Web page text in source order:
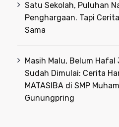
Satu Sekolah, Puluhan
Penghargaan. Tapi
Sama
Masih Malu, Belum Hafal
Sudah Dimulai: Cerita
MATASIBA di SMP
Gunungpring